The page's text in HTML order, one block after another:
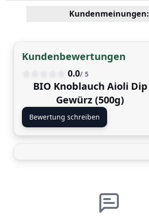
EUR
Kundenmeinungen:
Kundenbewertungen
0.0/ 5
BIO Knoblauch Aioli Dip
Gewürz (500g)
Bewertung schreiben